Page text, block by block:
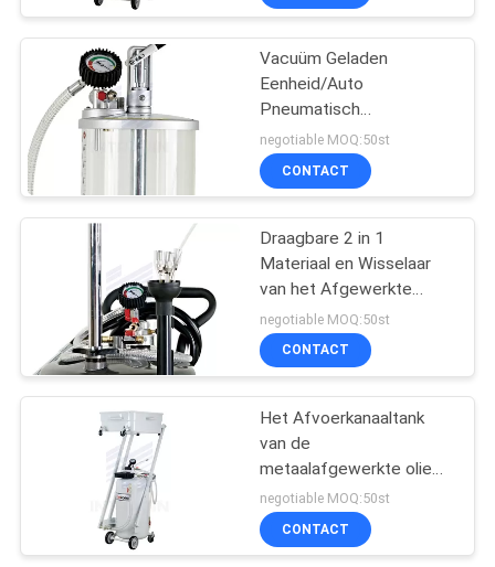
Lucht en Waterslang
De Spoel van de
Goodyearslang
Vacuüm Geladen
Eenheid/Auto
Pneumatisch
Afgewerkte
olieafdruiprek 8 Liter met
Karretje
negotiable MOQ:50st
CONTACT
Draagbare 2 in 1
Materiaal en Wisselaar
van het Afgewerkte
olieafvoerkanaal voor
Combinatie
negotiable MOQ:50st
CONTACT
Het Afvoerkanaaltank
van de
metaalafgewerkte olie
24 Gallon met de
Duurzame
Wielen/Machine van de
negotiable MOQ:50st
CONTACT